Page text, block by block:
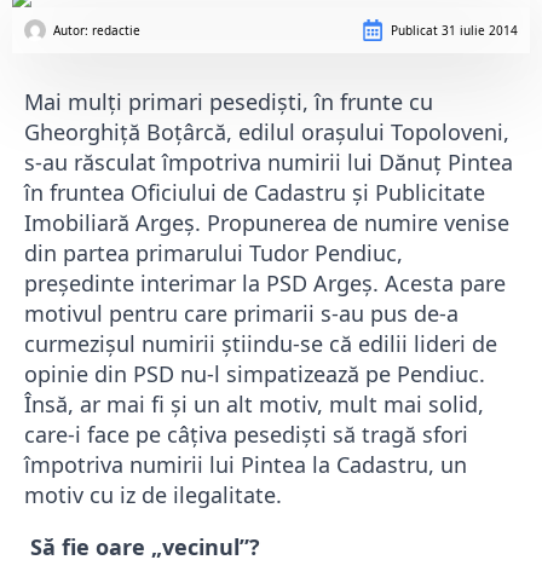
Autor: redactie Publicat 31 iulie 2014
Mai mulţi primari pesedişti, în frunte cu
Gheorghiţă Boţârcă, edilul oraşului Topoloveni,
s-au răsculat împotriva numirii lui Dănuţ Pintea
în fruntea Oficiului de Cadastru şi Publicitate
Imobiliară Argeş. Propunerea de numire venise
din partea primarului Tudor Pendiuc,
preşedinte interimar la PSD Argeş. Acesta pare
motivul pentru care primarii s-au pus de-a
curmezişul numirii ştiindu-se că edilii lideri de
opinie din PSD nu-l simpatizează pe Pendiuc.
Însă, ar mai fi şi un alt motiv, mult mai solid,
care-i face pe câţiva pesedişti să tragă sfori
împotriva numirii lui Pintea la Cadastru, un
motiv cu iz de ilegalitate.
Să fie oare „vecinul”?